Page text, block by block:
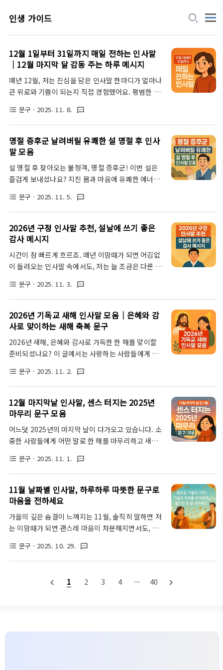
인생 가이드
12월 1일부터 31일까지 매일 전하는 인사말
｜12월 마지막 달 감동 주는 하루 메시지
매년 12월, 저는 진심을 담은 인사말 한마디가 얼마나
큰 위로와 기쁨이 되는지 직접 경험했어요. 평범한 메
해의 마무리가 더욱 특별해지더군요. 다가오는 2025
년 12월에도 소중한 이들에게 잊지 못할 따뜻함을 선
사할 수 있도록, 제가 직접 찾아낸 '12월 인사말' 노하
우를 지금부터 함께 나눠볼까요? 12월, 왜 따뜻한 인
인 감정이 교차하는 달인 것 같아요. 한 해를 마무리하
는 아쉬움과 함께, 다가올 새해에 대한 설렘과 기대감
이 공존하죠. 게다가 크리스마스, 송년회 같은 특별한
사말 한마디는 정말..
format_list_bulleted 문구 · 2025. 11. 8. textsms
명절 증후군 날려버릴 유쾌한 설 명절 후 인사
말 모음
설 명절 후 찾아오는 불청객, 명절 증후군! 이번 설은
즐겁게 보내셨나요? 지친 몸과 마음에 유쾌한 에너지
뜻한 위로부터 재치 있는 유머까지, 다양한 톤앤매너
로 주변 사람들에게 활력을 선물하고 싶다면, 지금 바
로 확인해 보세요! 명절 증후군, 왜 찾아올까요?길고
길었던 명절 연휴가 끝나고, 일상으로 돌아와야 한다
히 말하면, 저도 매번 명절이 끝나면 몸은 물론 마음까
지 축 처지는 느낌을 받아요. 우리 모두가 겪는 이 묘한
피로감을 보통 ‘명절 증후군’이라고 부르죠. 단순히 몸
챙김이 중요해요!명절 증후군을..
format_list_bulleted 문구 · 2025. 11. 5. textsms
2026년 구정 인사말 추천, 설날에 쓰기 좋은
감사 메시지
시간이 참 빠르게 흐르죠. 매년 이맘때가 되면 어김없
이 들려오는 인사말 속에서도, 저는 늘 조금은 다른 말
시지 한 줄이 뜻밖의 큰 감동으로 돌아왔던 그 순간이
아직도 기억에 남아요. 그때 느꼈습니다. 마음을 움직
이는 인사는 거창한 문장이 아니라, 진심이 스며든 한
문장이라는 걸요. 그래서 올해 2026년 설에는 형식적
눠보려 합니다. 이번 글에서는 2026년 구정 인사말 트
렌드와 함께, 정성과 온기를 담은 감사 인사말 문구들
을 소개하겠습니다. 2026년 구정 인사말, 왜 특별해
해 복 많이 받으세요..
format_list_bulleted 문구 · 2025. 11. 3. textsms
2026년 기독교 새해 인사말 모음｜은혜와 감
사로 맞이하는 새해 축복 문구
2026년 새해, 은혜와 감사로 가득한 한 해를 맞이할
준비되셨나요? 이 글에서는 사랑하는 사람들에게 깊
가지를 소개합니다. 가족, 친구, 목사님, 성도님들에게
전할 특별한 메시지부터, 믿지 않는 이웃에게 복음을
자연스럽게 전하는 문구까지, 지금 바로 활용 가능한
다양한 예시들을 만나보세요. 센스 있는 인사말 작성
더욱 풍성하게 만들어 줄 거예요. 2026년 병오년 새해
인사말, 이렇게 답장해야 센스 만점!연말연시, 2026
년 새해 인사말을 주고받을 때 혹시 뻔한 답장만 하고
들고 당신의 ..
format_list_bulleted 문구 · 2025. 11. 2. textsms
12월 마지막날 인사말, 센스 터지는 2025년
마무리 문구 모음
어느덧 2025년의 마지막 날이 다가오고 있습니다. 소
중한 사람들에게 어떤 말로 한 해를 마무리하고 새해
심부터 센스 넘치는 유머까지, 다양한 상황에 맞는 12
월 마지막 날 인사말과 2025년 마무리 문구들을 소개
합니다. 당신의 마음을 완벽하게 전달할 베스트 문구
를 찾아보세요!작년 이맘때쯤, 눈이 펑펑 내리던 날이
다는 마음에 늦은 밤까지 친구에게 감사 인사를 보냈
죠. “1년 동안 고마웠어, 덕분에 웃을 일이 많았어.”
그 짧은 문장이 그렇게 따뜻하게 느껴질 줄은 몰랐어
께한 시간, 곁에서 힘이 되..
format_list_bulleted 문구 · 2025. 11. 1. textsms
11월 날짜별 인사말, 하루하루 따뜻한 문구로
마음을 전하세요
가을의 깊은 숨결이 느껴지는 11월, 솔직히 말하면 저
는 이맘때가 되면 괜스레 마음이 차분해지면서도, 동
마음이 들더라고요. 올해 11월은 또 어떤 추억을 선사
할지 벌써부터 기대되기도 하고요. 이 시기, 우리는 누
나 큰 위로와 기쁨이 되는지 종종 잊곤 하죠.따뜻한 문
금부터 11월의 매일매일을 따뜻함으로 채워줄 특별한
format_list_bulleted 문구 · 2025. 10. 29. textsms
navigate_before 1 2 3 4 ··· 40 navigate_next